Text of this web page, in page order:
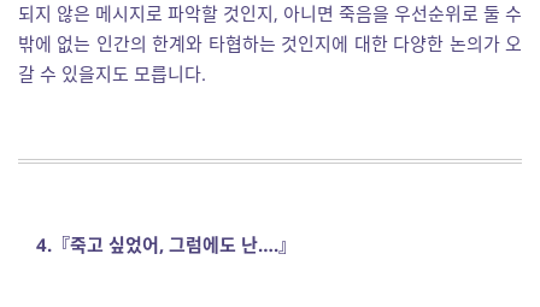
되지 않은 메시지로 파악할 것인지, 아니면 죽음을 우선순위로 둘 수
밖에 없는 인간의 한계와 타협하는 것인지에 대한 다양한 논의가 오
갈 수 있을지도 모릅니다.
4. 『죽고 싶었어, 그럼에도 난….』